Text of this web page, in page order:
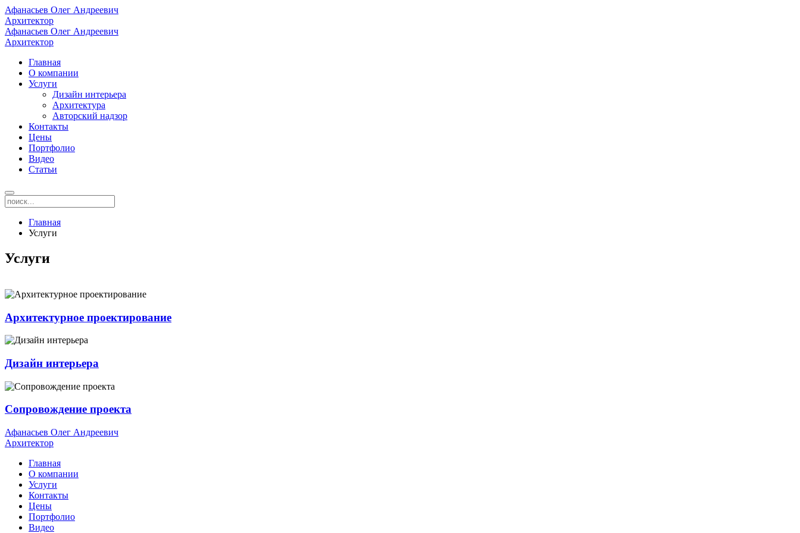
Афанасьев Олег Андреевич
Архитектор
Афанасьев Олег Андреевич
Архитектор
Главная
О компании
Услуги
Дизайн интерьера
Архитектура
Авторский надзор
Контакты
Цены
Портфолио
Видео
Статьи
Главная
Услуги
Услуги
Архитектурное проектирование
Дизайн интерьера
Сопровождение проекта
Афанасьев Олег Андреевич
Архитектор
Главная
О компании
Услуги
Контакты
Цены
Портфолио
Видео